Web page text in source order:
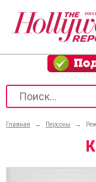
Главная → Персоны →